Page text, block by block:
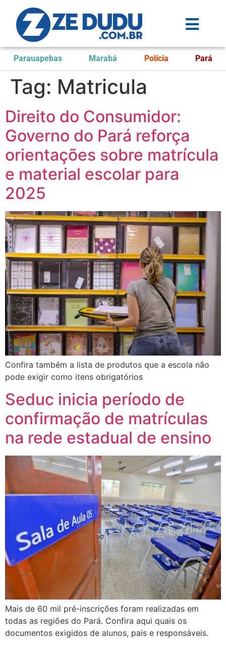
Parauapebas Marabá Polícia Pará
Tag: Matricula
Direito do Consumidor:
Governo do Pará reforça
orientações sobre matrícula
e material escolar para
2025
Confira também a lista de produtos que a escola não
pode exigir como itens obrigatórios
Seduc inicia período de
confirmação de matrículas
na rede estadual de ensino
Mais de 60 mil pré-inscrições foram realizadas em
todas as regiões do Pará. Confira aqui quais os
documentos exigidos de alunos, pais e responsáveis.